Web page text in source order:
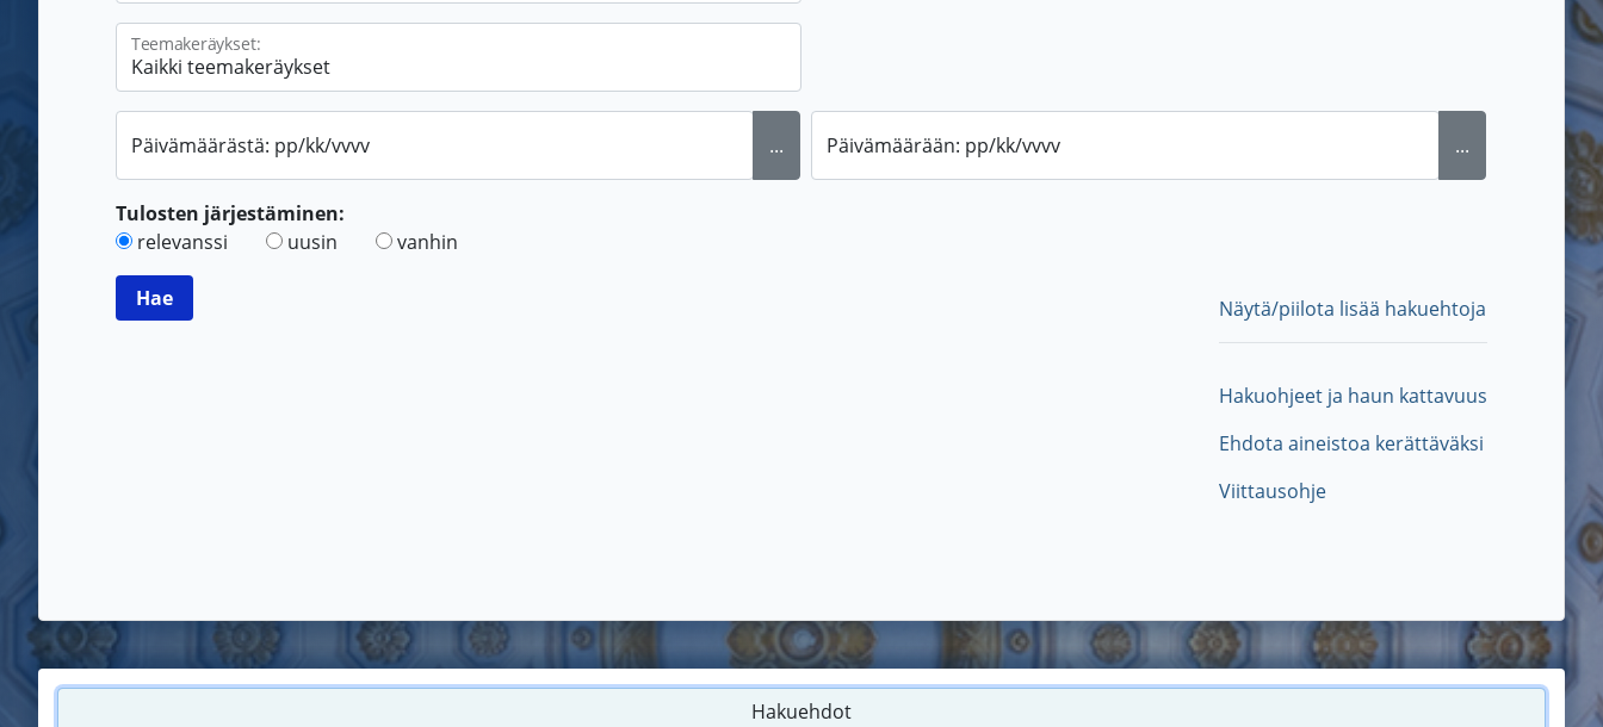
Teemakeräykset:
Päivämäärästä: pp/kk/vvvv ... Päivämäärään: pp/kk/vvvv ...
Tulosten järjestäminen:
relevanssi
uusin vanhin
Näytä/piilota lisää hakuehtoja
Hakuohjeet ja haun kattavuus
Ehdota aineistoa kerättäväksi
Viittausohje
Hakuehdot